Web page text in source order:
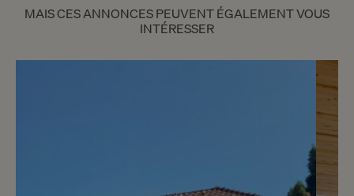
MAIS CES ANNONCES PEUVENT ÉGALEMENT VOUS
INTÉRESSER